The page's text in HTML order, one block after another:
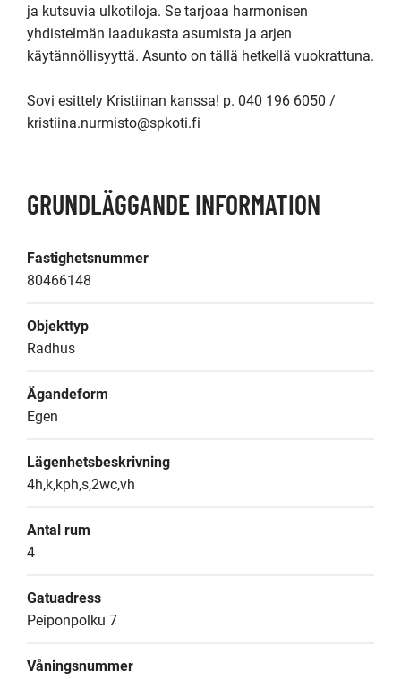
ja kutsuvia ulkotiloja. Se tarjoaa harmonisen
yhdistelmän laadukasta asumista ja arjen
käytännöllisyyttä. Asunto on tällä hetkellä vuokrattuna.
Sovi esittely Kristiinan kanssa! p. 040 196 6050 /
GRUNDLÄGGANDE INFORMATION
Fastighetsnummer
80466148
Objekttyp
Radhus
Ägandeform
Egen
Lägenhetsbeskrivning
4h,k,kph,s,2wc,vh
Antal rum
4
Gatuadress
Peiponpolku 7
Våningsnummer